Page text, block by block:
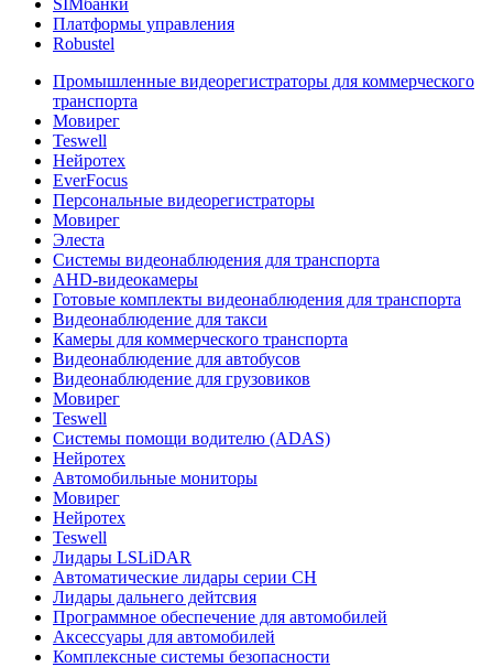
SIMбанки
Платформы управления
Robustel
Промышленные видеорегистраторы для коммерческого
транспорта
Мовирег
Teswell
Нейротех
EverFocus
Персональные видеорегистраторы
Мовирег
Элеста
Системы видеонаблюдения для транспорта
AHD-видеокамеры
Готовые комплекты видеонаблюдения для транспорта
Видеонаблюдение для такси
Камеры для коммерческого транспорта
Видеонаблюдение для автобусов
Видеонаблюдение для грузовиков
Мовирег
Teswell
Системы помощи водителю (ADAS)
Нейротех
Автомобильные мониторы
Мовирег
Нейротех
Teswell
Лидары LSLiDAR
Автоматические лидары серии CH
Лидары дальнего дейтсвия
Программное обеспечение для автомобилей
Аксессуары для автомобилей
Комплексные системы безопасности